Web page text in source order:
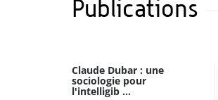
Publications
Claude Dubar : une
sociologie pour
l'intelligib ...